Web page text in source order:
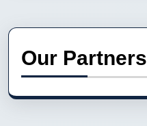
Our Partners